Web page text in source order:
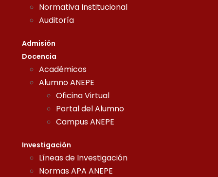
Normativa Institucional
Auditoría
Admisión
Docencia
Académicos
Alumno ANEPE
Oficina Virtual
Portal del Alumno
Campus ANEPE
Investigación
Líneas de Investigación
Normas APA ANEPE